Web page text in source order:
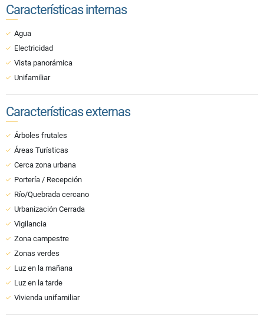
Características internas
Agua
Electricidad
Vista panorámica
Unifamiliar
Características externas
Árboles frutales
Áreas Turísticas
Cerca zona urbana
Portería / Recepción
Río/Quebrada cercano
Urbanización Cerrada
Vigilancia
Zona campestre
Zonas verdes
Luz en la mañana
Luz en la tarde
Vivienda unifamiliar